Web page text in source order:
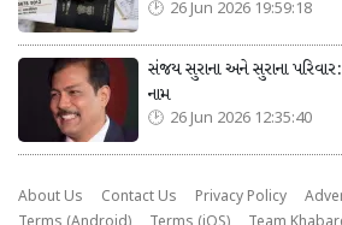
26 Jun 2026 19:59:18
સંજય સુરાના અને સુરાના
નામ
26 Jun 2026 12:35:40
About Us Contact Us Privacy Policy